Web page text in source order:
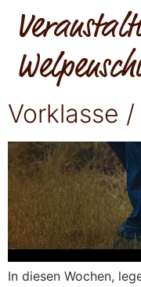
Vorklasse
In diesen Wochen,